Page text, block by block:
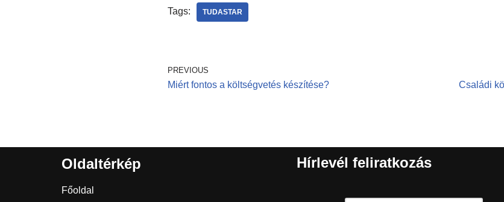
Tags: TUDASTAR
PREVIOUS
Miért fontos a költségvetés készítése? Családi
Oldaltérkép
Főoldal
Hírlevél feliratkozás